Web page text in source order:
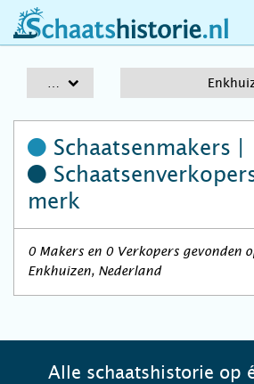
schaatshistorie.nl
Schaatsenmakers |
merk
0 Makers en 0 Verkopers gevonden
Enkhuizen, Nederland
Alle schaatshistorie op